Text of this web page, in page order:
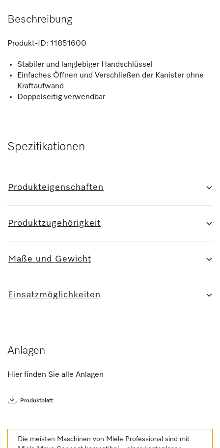
Beschreibung
Produkt-ID: 11851600
Stabiler und langlebiger Handschlüssel
Einfaches Öffnen und Verschließen der Kanister ohne
Kraftaufwand
Doppelseitig verwendbar
Spezifikationen
Produkteigenschaften
Produktzugehörigkeit
Maße und Gewicht
Einsatzmöglichkeiten
Anlagen
Hier finden Sie alle Anlagen
Produktblatt
Die meisten Maschinen von Miele Professional sind mit